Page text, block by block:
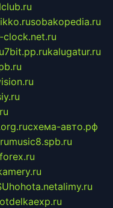
sobakopedia.ru
clock.net.ru
7bit.pp.rukalugatur.ru
схема-авто.рф
music8.spb.ru
hohota.netalimy.ru
otdelkaexp.ru